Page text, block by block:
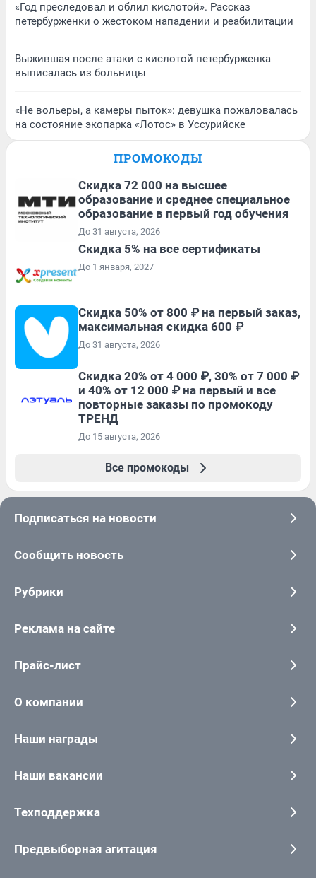
«Год преследовал и облил кислотой». Рассказ
петербурженки о жестоком нападении и реабилитации
Выжившая после атаки с кислотой петербурженка
выписалась из больницы
«Не вольеры, а камеры пыток»: девушка пожаловалась
на состояние экопарка «Лотос» в Уссурийске
ПРОМОКОДЫ
Скидка 72 000 на высшее
образование и среднее специальное
образование в первый год обучения
До 31 августа, 2026
Скидка 5% на все сертификаты
До 1 января, 2027
Скидка 50% от 800 ₽ на первый заказ,
максимальная скидка 600 ₽
До 31 августа, 2026
Скидка 20% от 4 000 ₽, 30% от 7 000 ₽
и 40% от 12 000 ₽ на первый и все
повторные заказы по промокоду
ТРЕНД
До 15 августа, 2026
Все промокоды
Подписаться на новости
Сообщить новость
Рубрики
Реклама на сайте
Прайс-лист
О компании
Наши награды
Наши вакансии
Техподдержка
Предвыборная агитация